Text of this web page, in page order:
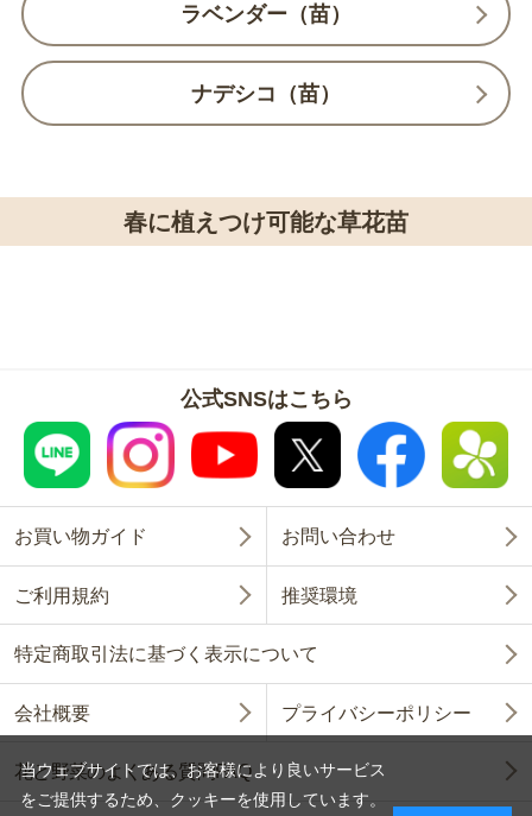
ラベンダー（苗）
ナデシコ（苗）
春に植えつけ可能な草花苗
公式SNSはこちら
お買い物ガイド お問い合わせ
ご利用規約 推奨環境
特定商取引法に基づく表示について
会社概要 プライバシーポリシー
花と野菜のよくある質問FAQ
当ウェブサイトでは、お客様により良いサービス
をご提供するため、クッキーを使用しています。